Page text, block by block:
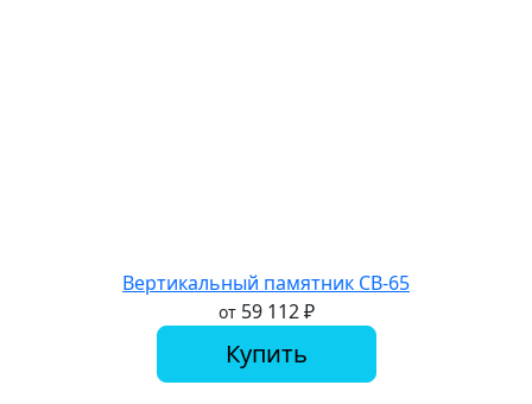
Вертикальный памятник СВ-65
от 59 112₽
Купить